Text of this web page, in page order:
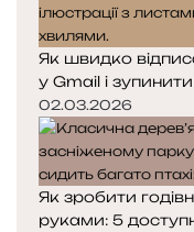
Як швидко
у Gmail і
02.03.2026
Як зробити
руками: 5